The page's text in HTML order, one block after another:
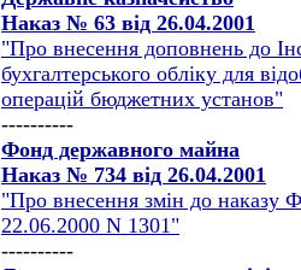
Наказ № 63 від 26.04.2001
"Про внесення доповнень до
бухгалтерського обліку для
операцій бюджетних установ"
----------
Фонд державного майна
Наказ № 734 від 26.04.2001
"Про внесення змін до наказу
22.06.2000 N 1301"
----------